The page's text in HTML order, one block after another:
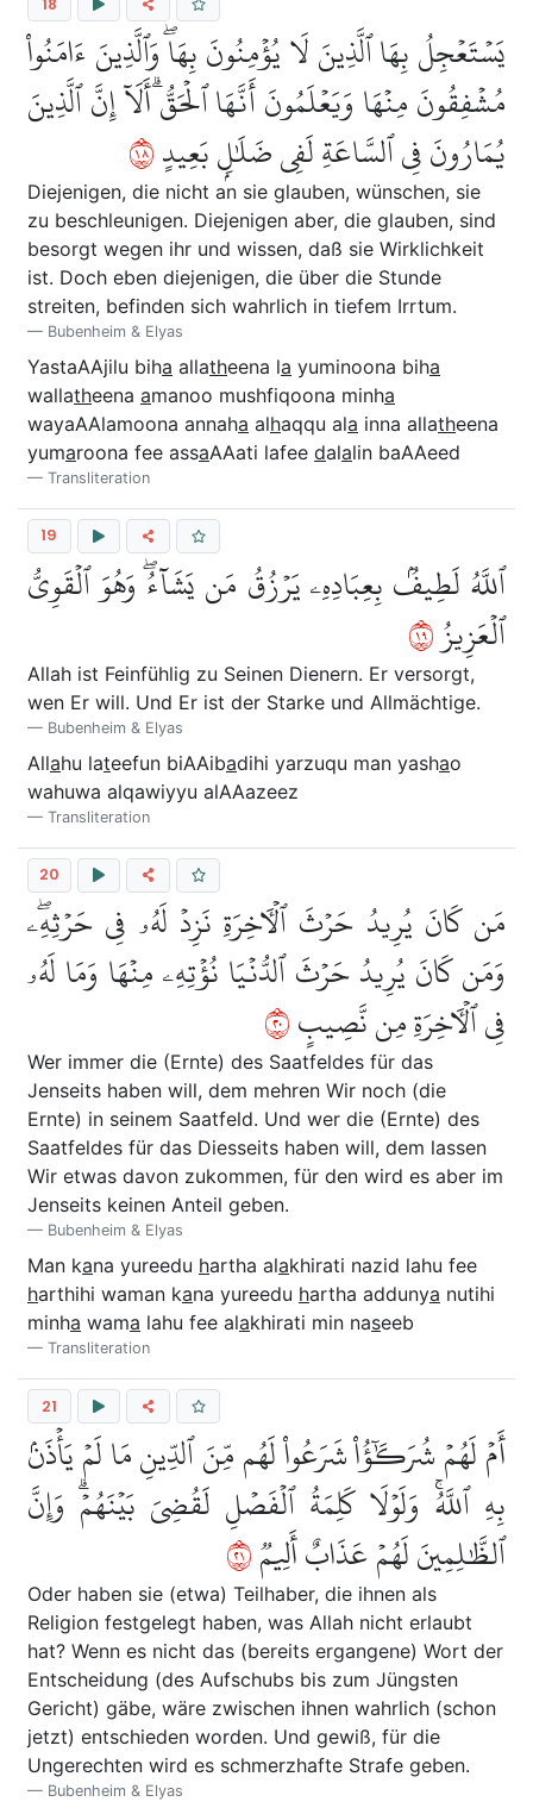
يَسۡتَعۡجِلُ بِهَا ٱلَّذِينَ لَا يُؤۡمِنُونَ بِهَاۖ وَٱلَّذِينَ ءَامَنُواْ
مُشۡفِقُونَ مِنۡهَا وَيَعۡلَمُونَ أَنَّهَا ٱلۡحَقُّۗ أَلَآ إِنَّ ٱلَّذِينَ
يُمَارُونَ فِي ٱلسَّاعَةِ لَفِي ضَلَٰلِۭ بَعِيدٍ٨١
Diejenigen, die nicht an sie glauben, wünschen, sie
zu beschleunigen. Diejenigen aber, die glauben, sind
besorgt wegen ihr und wissen, daß sie Wirklichkeit
ist. Doch eben diejenigen, die über die Stunde
streiten, befinden sich wahrlich in tiefem Irrtum.
Bubenheim & Elyas
YastaAAjilu biha allatheena la yuminoona biha
wallatheena amanoo mushfiqoona minha
wayaAAlamoona annaha alhaqqu ala inna allatheena
yumaroona fee assaAAati lafee dalalin baAAeed
Transliteration
19
ٱللَّهُ لَطِيفُۢ بِعِبَادِهِۦ يَرۡزُقُ مَن يَشَآءُۖ وَهُوَ ٱلۡقَوِيُّ
ٱلۡعَزِيزُ٩١
Allah ist Feinfühlig zu Seinen Dienern. Er versorgt,
wen Er will. Und Er ist der Starke und Allmächtige.
Bubenheim & Elyas
Allahu lateefun biAAibadihi yarzuqu man yashao
wahuwa alqawiyyu alAAazeez
Transliteration
20
مَن كَانَ يُرِيدُ حَرۡثَ ٱلۡأٓخِرَةِ نَزِدۡ لَهُۥ فِي حَرۡثِهِۦۖ
وَمَن كَانَ يُرِيدُ حَرۡثَ ٱلدُّنۡيَا نُؤۡتِهِۦ مِنۡهَا وَمَا لَهُۥ
فِي ٱلۡأٓخِرَةِ مِن نَّصِيبٍ٠٢
Wer immer die (Ernte) des Saatfeldes für das
Jenseits haben will, dem mehren Wir noch (die
Ernte) in seinem Saatfeld. Und wer die (Ernte) des
Saatfeldes für das Diesseits haben will, dem lassen
Wir etwas davon zukommen, für den wird es aber im
Jenseits keinen Anteil geben.
Bubenheim & Elyas
Man kana yureedu hartha alakhirati nazid lahu fee
harthihi waman kana yureedu hartha addunya nutihi
minha wama lahu fee alakhirati min naseeb
Transliteration
21
أَمۡ لَهُمۡ شُرَكَٰٓؤُاْ شَرَعُواْ لَهُم مِّنَ ٱلدِّينِ مَا لَمۡ يَأۡذَنۢ
بِهِ ٱللَّهُۚ وَلَوۡلَا كَلِمَةُ ٱلۡفَصۡلِ لَقُضِيَ بَيۡنَهُمۡۗ وَإِنَّ
ٱلظَّٰلِمِينَ لَهُمۡ عَذَابٌ أَلِيمٞ١٢
Oder haben sie (etwa) Teilhaber, die ihnen als
Religion festgelegt haben, was Allah nicht erlaubt
hat? Wenn es nicht das (bereits ergangene) Wort der
Entscheidung (des Aufschubs bis zum Jüngsten
Gericht) gäbe, wäre zwischen ihnen wahrlich (schon
jetzt) entschieden worden. Und gewiß, für die
Ungerechten wird es schmerzhafte Strafe geben.
Bubenheim & Elyas